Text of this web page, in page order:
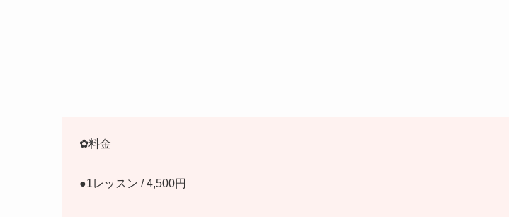
✿料金
●1レッスン / 4,500円